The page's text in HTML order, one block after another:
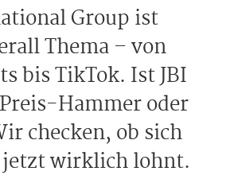
Group ist
Thema – von
bis TikTok. Ist JBI
Hammer oder
checken, ob sich
jetzt wirklich lohnt.